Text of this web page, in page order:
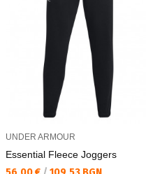
UNDER ARMOUR
Essential Fleece Joggers
Текуща цена: